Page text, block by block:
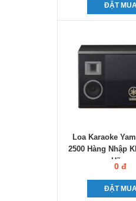
ĐẶT MUA
Loa Karaoke
2500 Hàng Nhập
Hãng
0 đ
ĐẶT MUA